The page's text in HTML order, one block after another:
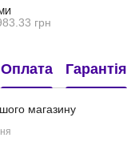
грн
Оплата Гарантія
магазину